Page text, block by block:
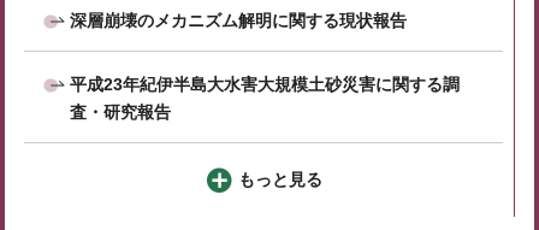
深層崩壊のメカニズム解明に関する現状報告
平成23年紀伊半島大水害大規模土砂災害に関する調
査・研究報告
もっと見る